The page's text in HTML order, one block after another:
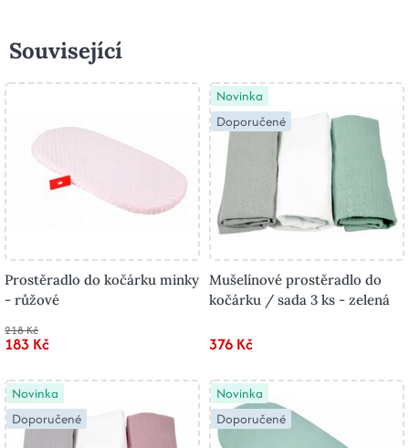
Související
Prostěradlo do kočárku minky
- růžové
218 Kč
183 Kč
Novinka
Doporučené
Mušelínové prostěradlo do
kočárku / sada 3 ks - zelená
376 Kč
Novinka
Doporučené
Novinka
Doporučené